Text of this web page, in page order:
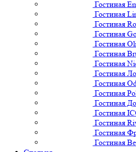
Гостиная
Гостиная
Гостиная
Гостиная
Гостиная
Гостиная
Гостиная
Гостиная
Гостиная
Гостиная
Гостиная
Гостиная
Гостиная
Гостиная
Гостиная